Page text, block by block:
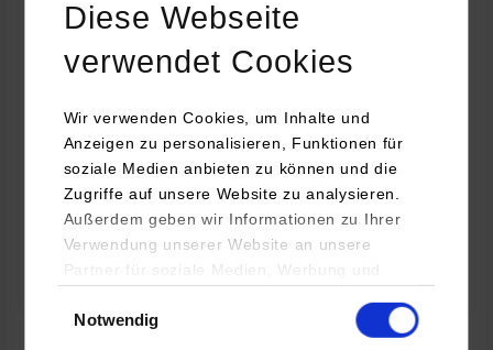
Diese Webseite
verwendet Cookies
Wir verwenden Cookies, um Inhalte und
Anzeigen zu personalisieren, Funktionen für
soziale Medien anbieten zu können und die
Zugriffe auf unsere Website zu analysieren.
Außerdem geben wir Informationen zu Ihrer
Verwendung unserer Website an unsere
Partner für soziale Medien, Werbung und
YouTube, Google Maps) führen diese
Notwendig
Technologietag: Clean Urban Transportation –
nachhaltige Mobilität im (sub)urbanen Umfeld
16.09.2026 - 17.09.2026
Im Mittelpunkt stehen elektrische Antriebe, moderne
Batterietechnologien und innovative Fahrzeugkonzepte für
nachhaltige Mobilität in Stadt und…